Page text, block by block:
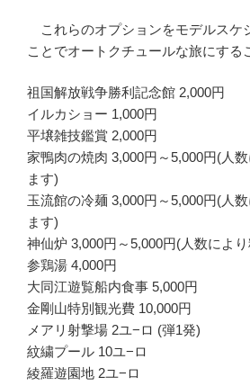
これらのオプションをモデルスケ
ことでオートクチュールな旅にする
祖国解放戦争勝利記念館 2,000円
イルカショー 1,000円
平壌雑技鑑賞 2,000円
家鴨肉の焼肉 3,000円～5,000円(人
ます)
玉流館の冷麺 3,000円～5,000円(人
ます)
神仙炉 3,000円～5,000円(人数によ
参鶏湯 4,000円
大同江遊覧船内食事 5,000円
金剛山特別観光費 10,000円
メアリ射撃場 2ユ−ロ (弾1発)
紋繍プール 10ユ−ロ
綾羅遊園地 2ユ−ロ